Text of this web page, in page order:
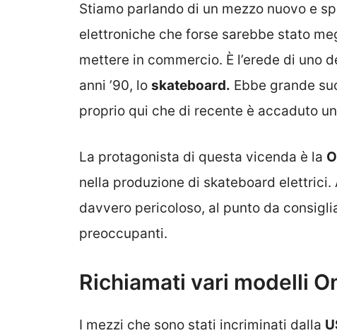
Stiamo parlando di un mezzo nuovo e
elettroniche che forse sarebbe stato
mettere in commercio. È l’erede di
anni ’90, lo skateboard. Ebbe grande
proprio qui che di recente è accaduto
La protagonista di questa vicenda è la
nella produzione di skateboard
davvero pericoloso, al punto da
preoccupanti.
Richiamati vari modelli
I mezzi che sono stati incriminati dalla